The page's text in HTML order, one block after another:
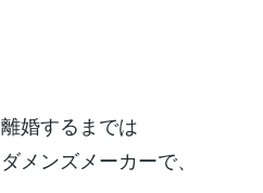
離婚するまでは
ダメンズメーカーで、